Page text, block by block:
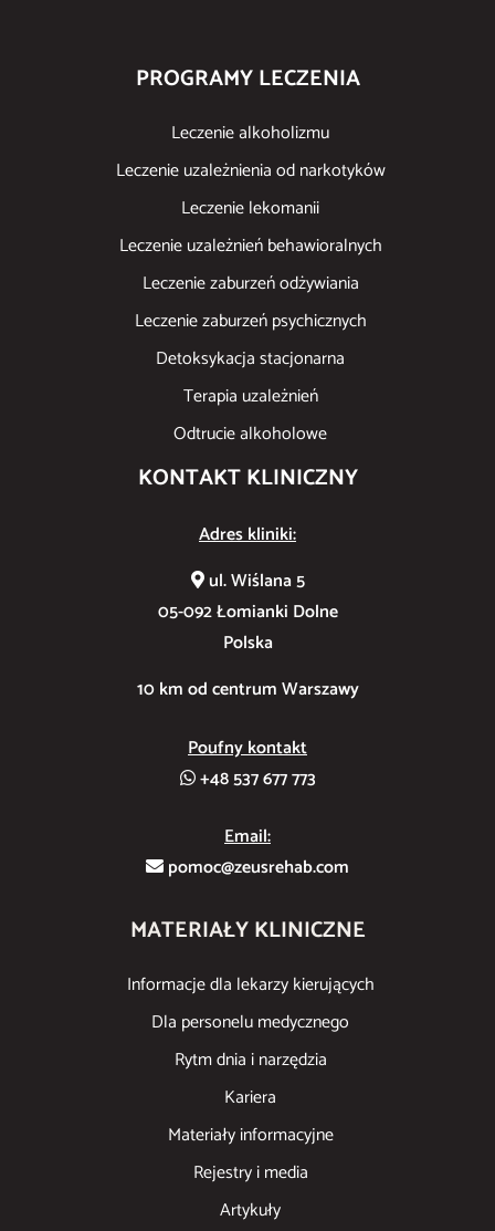
PROGRAMY LECZENIA
Leczenie alkoholizmu
Leczenie uzależnienia od narkotyków
Leczenie lekomanii
Leczenie uzależnień behawioralnych
Leczenie zaburzeń odżywiania
Leczenie zaburzeń psychicznych
Detoksykacja stacjonarna
Terapia uzależnień
Odtrucie alkoholowe
KONTAKT KLINICZNY
Adres kliniki:
ul. Wiślana 5
05-092 Łomianki Dolne
Polska
10 km od centrum Warszawy
Poufny kontakt
+48 537 677 773
Email:
pomoc@zeusrehab.com
MATERIAŁY KLINICZNE
Informacje dla lekarzy kierujących
Dla personelu medycznego
Rytm dnia i narzędzia
Kariera
Materiały informacyjne
Rejestry i media
Artykuły